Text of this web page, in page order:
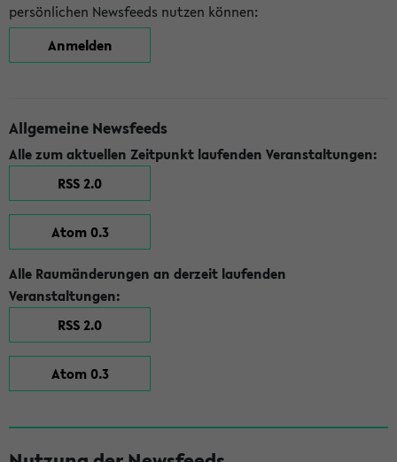
persönlichen Newsfeeds nutzen können:
Anmelden
Allgemeine Newsfeeds
Alle zum aktuellen Zeitpunkt laufenden Veranstaltungen:
RSS 2.0
Atom 0.3
Alle Raumänderungen an derzeit laufenden
Veranstaltungen:
RSS 2.0
Atom 0.3